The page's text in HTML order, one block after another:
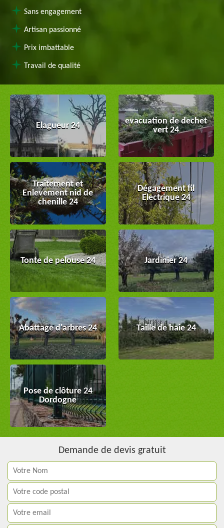
Sans engagement
Artisan passionné
Prix imbattable
Travail de qualité
Elagueur 24
evacuation de dechet
vert 24
Traitement et
Enlevement nid de
chenille 24
Dégagement fil
Electrique 24
Tonte de pelouse 24 Jardinier 24
Abattage d'arbres 24 Taille de haie 24
Pose de clôture 24
Dordogne
Demande de devis gratuit